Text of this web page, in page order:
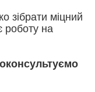
зібрати міцний
роботу на